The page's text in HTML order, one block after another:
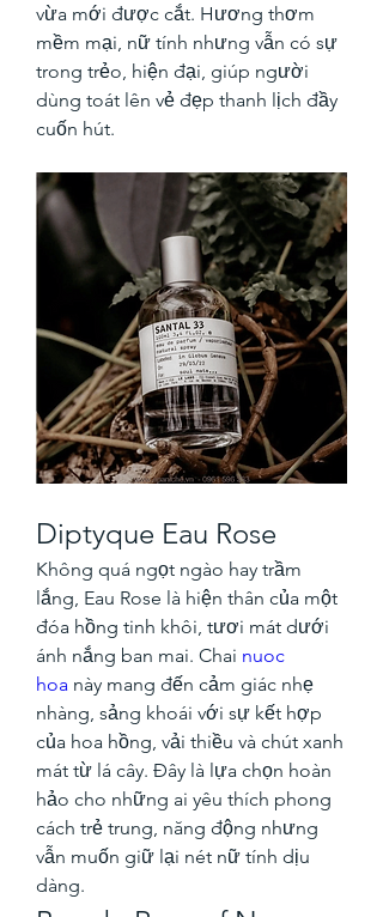
vừa mới được cắt. Hương thơm
mềm mại, nữ tính nhưng vẫn có sự
trong trẻo, hiện đại, giúp người
dùng toát lên vẻ đẹp thanh lịch đầy
cuốn hút.
Diptyque Eau Rose
Không quá ngọt ngào hay trầm
lắng, Eau Rose là hiện thân của một
đóa hồng tinh khôi, tươi mát dưới
ánh nắng ban mai. Chai nuoc
hoa này mang đến cảm giác nhẹ
nhàng, sảng khoái với sự kết hợp
của hoa hồng, vải thiều và chút xanh
mát từ lá cây. Đây là lựa chọn hoàn
hảo cho những ai yêu thích phong
cách trẻ trung, năng động nhưng
vẫn muốn giữ lại nét nữ tính dịu
dàng.